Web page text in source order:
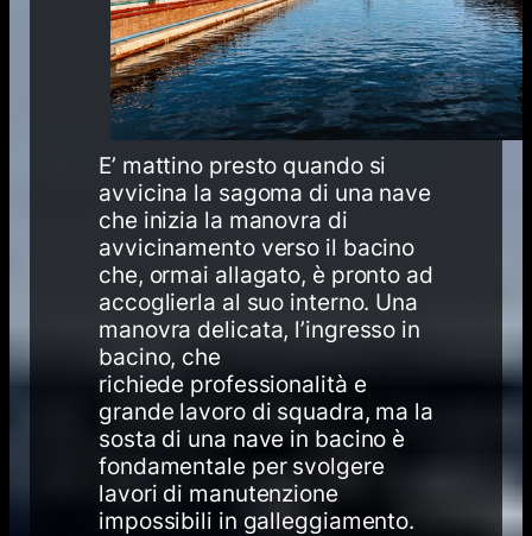
E’ mattino presto quando si
avvicina la sagoma di una nave
che inizia la manovra di
avvicinamento verso il bacino
che, ormai allagato, è pronto ad
accoglierla al suo interno. Una
manovra delicata, l’ingresso in
bacino, che
richiede professionalità e
grande lavoro di squadra, ma la
sosta di una nave in bacino è
fondamentale per svolgere
lavori di manutenzione
impossibili in galleggiamento.